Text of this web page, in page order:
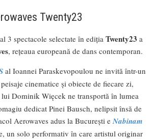
Twenty23
3 spectacole selectate în ediția Twenty23 a
, rețeaua europeană de dans contemporan.
al Ioannei Paraskevopoulou ne invită într-un
cinematice și obiecte de fiecare zi,
Dominik Więcek ne transportă în lumea
dedicat Pinei Bausch, nelipsit însă de
Aerowaves adus la București e Nabinam
un solo performativ în care artistul originar